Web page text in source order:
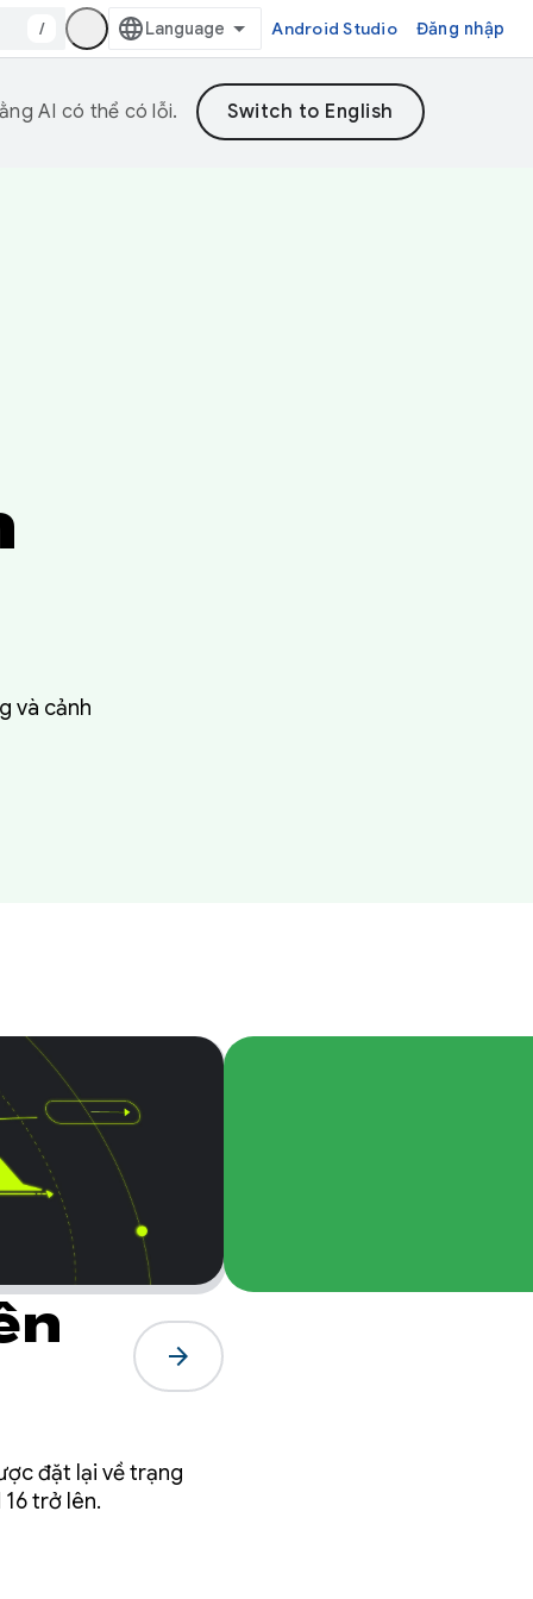
/ Android Studio Đăng nhập
AI có thể có lỗi.
và cảnh
arrow_forward
đặt lại về trạng
trở lên.